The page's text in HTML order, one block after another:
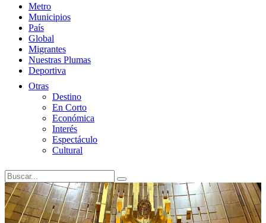
Metro
Municipios
País
Global
Migrantes
Nuestras Plumas
Deportiva
Otras
Destino
En Corto
Económica
Interés
Espectáculo
Cultural